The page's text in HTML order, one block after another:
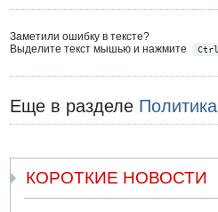
Заметили ошибку в тексте?
Выделите текст мышью и нажмите
Ctrl
Еще в разделе Политика
КОРОТКИЕ НОВОСТИ